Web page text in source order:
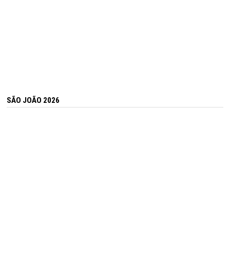
SÃO JOÃO 2026